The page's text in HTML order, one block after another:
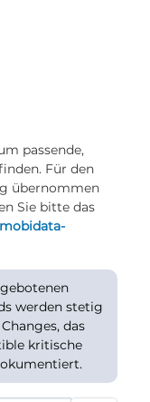
passende,
Für den
übernommen
Sie bitte das
mobidata-
werden stetig
das
kritische